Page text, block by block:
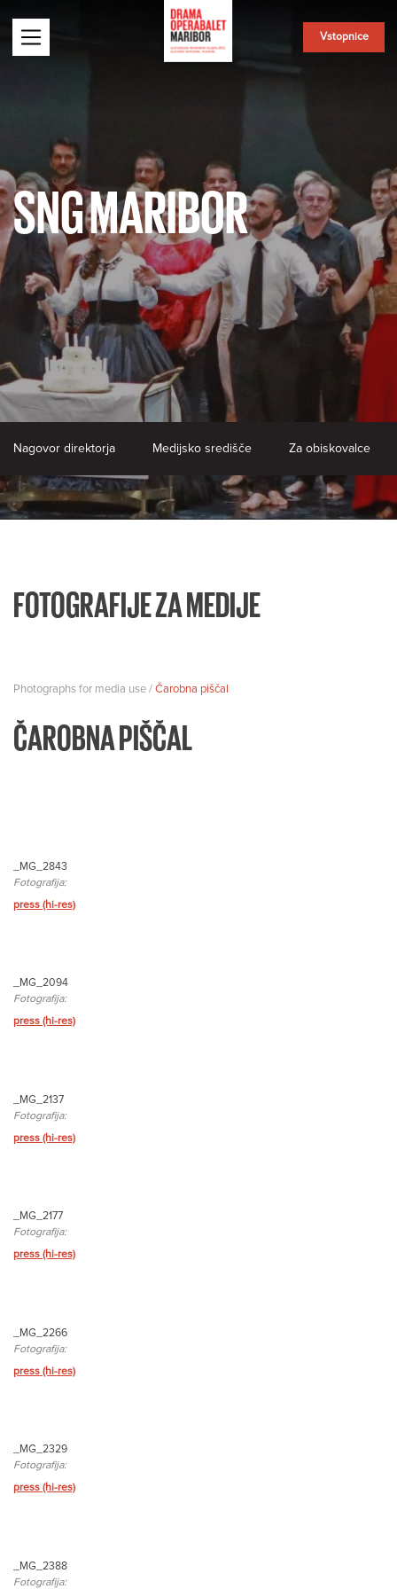
Vstopnice
SNG MARIBOR
Nagovor direktorja Medijsko središče Za obiskovalce
FOTOGRAFIJE ZA MEDIJE
Photographs for media use /Čarobna piščal
ČAROBNA PIŠČAL
_MG_2843
Fotografija:
press (hi-res)
_MG_2094
Fotografija:
press (hi-res)
_MG_2137
Fotografija:
press (hi-res)
_MG_2177
Fotografija:
press (hi-res)
_MG_2266
Fotografija:
press (hi-res)
_MG_2329
Fotografija:
press (hi-res)
_MG_2388
Fotografija: